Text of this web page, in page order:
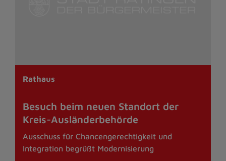
Rathaus
Besuch beim neuen Standort der
Kreis-Ausländerbehörde
Ausschuss für Chancengerechtigkeit und
Integration begrüßt Modernisierung